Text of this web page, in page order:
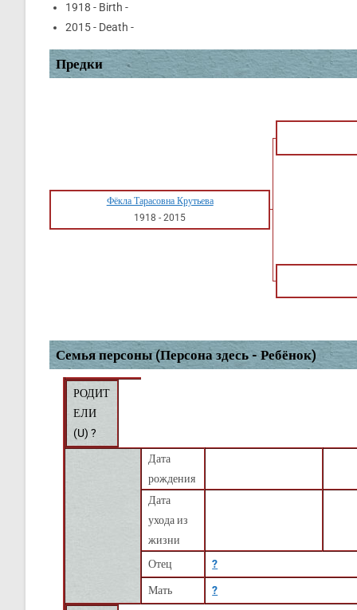
1918 - Birth -
2015 - Death -
Предки
Фёкла Тарасовна Крутьева
1918 -2015
Семья персоны (Персона здесь - Ребёнок)
РОДИТ
ЕЛИ
(U) ?
Дата
рождения
Дата
ухода из
жизни
Отец
?
Мать ?